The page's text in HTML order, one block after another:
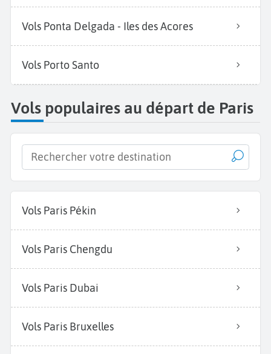
Vols Ponta Delgada - Iles des Acores
Vols Porto Santo
Vols populaires au départ de Paris
Vols Paris Pékin
Vols Paris Chengdu
Vols Paris Dubai
Vols Paris Bruxelles